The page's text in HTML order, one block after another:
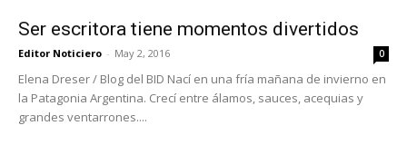
Ser escritora tiene momentos divertidos
Editor Noticiero - May 2, 2016 0
Elena Dreser / Blog del BID Nací en una fría mañana de invierno en
la Patagonia Argentina. Crecí entre álamos, sauces, acequias y
grandes ventarrones....